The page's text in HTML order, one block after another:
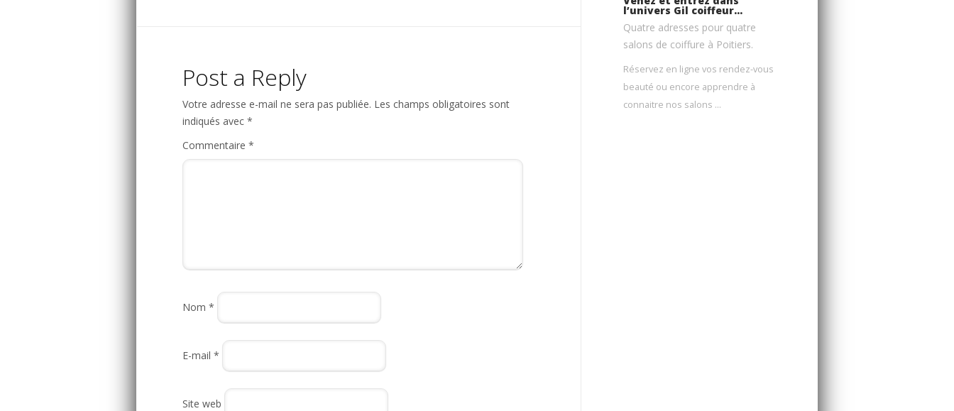
Post a Reply
Votre adresse e-mail ne sera pas publiée. Les champs obligatoires sont
indiqués avec *
Commentaire *
Nom *
E-mail *
Site web
l’univers Gil coiffeur…
Quatre adresses pour quatre
salons de coiffure à Poitiers.
Réservez en ligne vos rendez-vous
beauté ou encore apprendre à
connaitre nos salons …